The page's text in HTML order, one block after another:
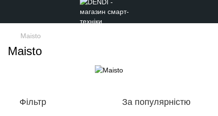
Maisto
Maisto
Фільтр За популярністю